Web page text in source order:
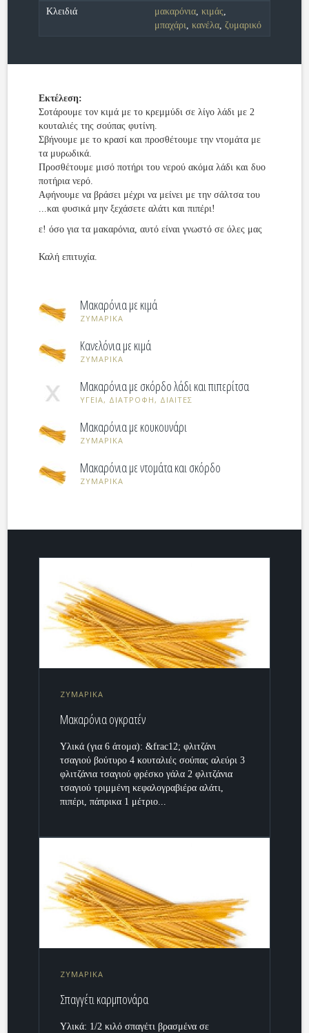
Κλειδιά
μακαρόνια, κιμάς,
μπαχάρι, κανέλα, ζυμαρικό
Εκτέλεση:
Σοτάρουμε τον κιμά με το κρεμμύδι σε λίγο λάδι με 2
κουταλιές της σούπας φυτίνη.
Σβήνουμε με το κρασί και προσθέτουμε την ντομάτα με
τα μυρωδικά.
Προσθέτουμε μισό ποτήρι του νερού ακόμα λάδι και δυο
ποτήρια νερό.
Αφήνουμε να βράσει μέχρι να μείνει με την σάλτσα του
...και φυσικά μην ξεχάσετε αλάτι και πιπέρι!
ε! όσο για τα μακαρόνια, αυτό είναι γνωστό σε όλες μας
Καλή επιτυχία.
Μακαρόνια με κιμά
ΖΥΜΑΡΙΚΑ
Κανελόνια με κιμά
ΖΥΜΑΡΙΚΑ
Μακαρόνια με σκόρδο λάδι και πιπερίτσα
ΥΓΕΙΑ, ΔΙΑΤΡΟΦΗ, ΔΙΑΙΤΕΣ
Μακαρόνια με κουκουνάρι
ΖΥΜΑΡΙΚΑ
Μακαρόνια με ντομάτα και σκόρδο
ΖΥΜΑΡΙΚΑ
ΖΥΜΑΡΙΚΑ
Μακαρόνια ογκρατέν
Υλικά (για 6 άτομα): &frac12; φλιτζάνι
τσαγιού βούτυρο 4 κουταλιές σούπας αλεύρι 3
φλιτζάνια τσαγιού φρέσκο γάλα 2 φλιτζάνια
τσαγιού τριμμένη κεφαλογραβιέρα αλάτι,
πιπέρι, πάπρικα 1 μέτριο...
ΖΥΜΑΡΙΚΑ
Σπαγγέτι καρμπονάρα
Υλικά: 1/2 κιλό σπαγέτι βρασμένα σε